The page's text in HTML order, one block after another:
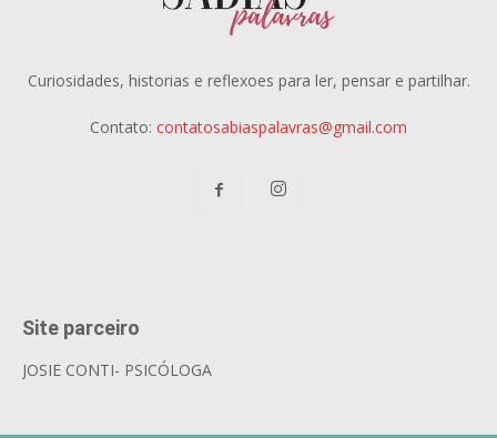
Curiosidades, historias e reflexoes para ler, pensar e partilhar.
Contato: contatosabiaspalavras@gmail.com
Site parceiro
JOSIE CONTI- PSICÓLOGA